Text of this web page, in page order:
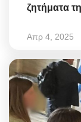
ζητήματα
Απρ 4, 2025